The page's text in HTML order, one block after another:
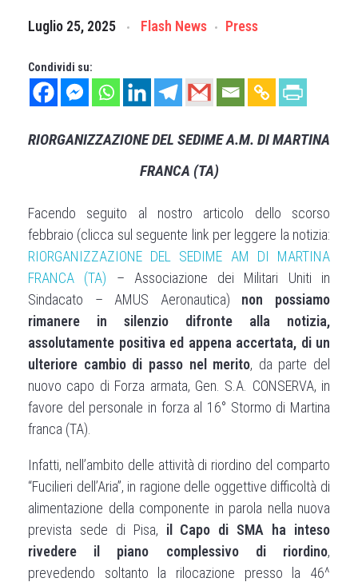
Luglio 25, 2025 Flash News Press
Condividi su:
RIORGANIZZAZIONE DEL SEDIME A.M. DI MARTINA
FRANCA (TA)
Facendo seguito al nostro articolo dello scorso
febbraio (clicca sul seguente link per leggere la notizia:
RIORGANIZZAZIONE DEL SEDIME AM DI MARTINA
FRANCA (TA) – Associazione dei Militari Uniti in
Sindacato – AMUS Aeronautica) non possiamo
rimanere in silenzio difronte alla notizia,
assolutamente positiva ed appena accertata, di un
ulteriore cambio di passo nel merito, da parte del
nuovo capo di Forza armata, Gen. S.A. CONSERVA, in
favore del personale in forza al 16° Stormo di Martina
franca (TA).
Infatti, nell’ambito delle attività di riordino del comparto
“Fucilieri dell’Aria”, in ragione delle oggettive difficoltà di
alimentazione della componente in parola nella nuova
prevista sede di Pisa, il Capo di SMA ha inteso
rivedere il piano complessivo di riordino,
prevedendo soltanto la rilocazione presso la 46^